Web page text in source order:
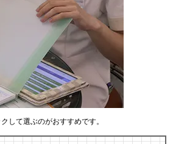
して選ぶのがおすすめです。